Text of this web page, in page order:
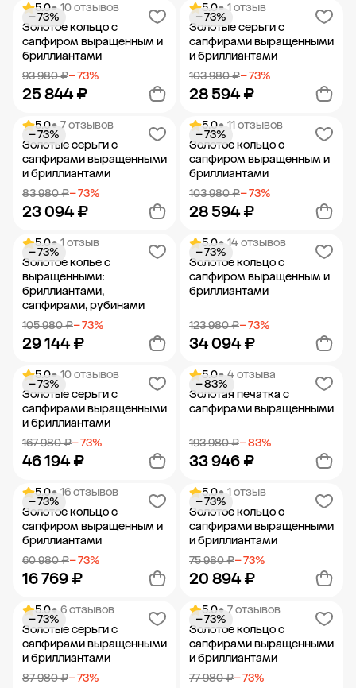
Добавить в корзину Добавить в корзину
5.0• 10 отзывов
Золотое кольцо с
сапфиром выращенным и
бриллиантами
93 980 ₽− 73%
25 844 ₽
− 73%
Добавить в корзину
5.0• 1 отзыв
Золотые серьги с
сапфирами выращенными
и бриллиантами
103 980 ₽− 73%
28 594 ₽
− 73%
Добавить в корзину
5.0• 7 отзывов
Золотые серьги с
сапфирами выращенными
и бриллиантами
83 980 ₽− 73%
23 094 ₽
− 73%
Добавить в корзину
5.0• 11 отзывов
Золотое кольцо с
сапфиром выращенным и
бриллиантами
103 980 ₽− 73%
28 594 ₽
− 73%
Добавить в корзину
5.0• 1 отзыв
Золотое колье с
выращенными:
бриллиантами,
сапфирами, рубинами
105 980 ₽− 73%
29 144 ₽
− 73%
Добавить в корзину
5.0• 14 отзывов
Золотое кольцо с
сапфиром выращенным и
бриллиантами
123 980 ₽− 73%
34 094 ₽
− 73%
Добавить в корзину
5.0• 10 отзывов
Золотые серьги с
сапфирами выращенными
и бриллиантами
167 980 ₽− 73%
46 194 ₽
− 73%
Добавить в корзину
5.0• 4 отзыва
Золотая печатка с
сапфирами выращенными
193 980 ₽− 83%
33 946 ₽
− 83%
Добавить в корзину
5.0• 16 отзывов
Золотое кольцо с
сапфиром выращенным и
бриллиантами
60 980 ₽− 73%
16 769 ₽
− 73%
Добавить в корзину
5.0• 1 отзыв
Золотое кольцо с
сапфирами выращенными
и бриллиантами
75 980 ₽− 73%
20 894 ₽
− 73%
Добавить в корзину
5.0• 6 отзывов
Золотые серьги с
сапфирами выращенными
и бриллиантами
87 980 ₽− 73%
− 73%
5.0• 7 отзывов
Золотое кольцо с
сапфирами выращенными
и бриллиантами
77 980 ₽− 73%
− 73%